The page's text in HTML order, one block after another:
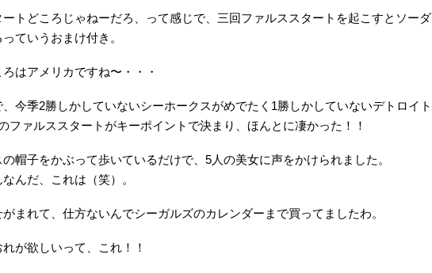
ートどころじゃねーだろ、って感じで、三回ファルススタートを起こすとソーダ
ていうおまけ付き。
はアメリカですね〜・・・
、今季2勝しかしていないシーホークスがめでたく1勝しかしていないデトロイト
ファルススタートがキーポイントで決まり、ほんとに凄かった！！
帽子をかぶって歩いているだけで、5人の美女に声をかけられました。
んだ、これは（笑）。
まれて、仕方ないんでシーガルズのカレンダーまで買ってましたわ。
が欲しいって、これ！！